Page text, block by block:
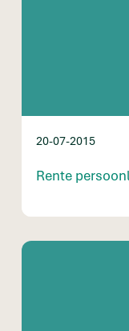
20-07-2015
Rente